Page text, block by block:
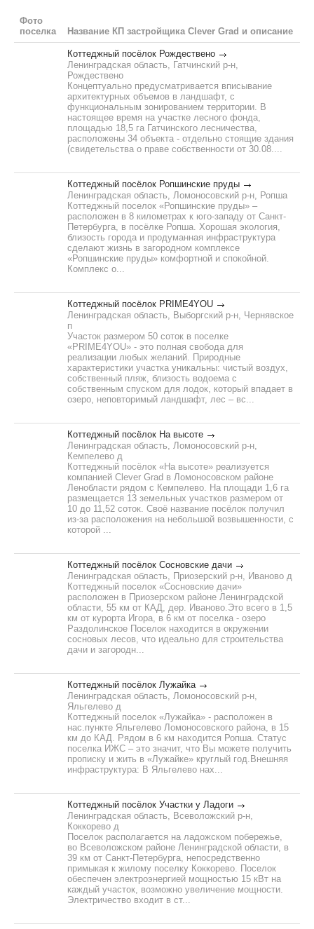
Фото
поселка
Название КП застройщика Clever Grad и описание
Коттеджный посёлок Рождествено
Ленинградская область, Гатчинский р-н,
Рождествено
Концептуально предусматривается вписывание
архитектурных объемов в ландшафт, с
функциональным зонированием территории. В
настоящее время на участке лесного фонда,
площадью 18,5 га Гатчинского лесничества,
расположены 34 объекта - отдельно стоящие здания
(свидетельства о праве собственности от 30.08....
Коттеджный посёлок Ропшинские пруды
Ленинградская область, Ломоносовский р-н, Ропша
Коттеджный поселок «Ропшинские пруды» –
расположен в 8 километрах к юго-западу от Санкт-
Петербурга, в посёлке Ропша. Хорошая экология,
близость города и продуманная инфраструктура
сделают жизнь в загородном комплексе
«Ропшинские пруды» комфортной и спокойной.
Комплекс о...
Коттеджный посёлок PRIME4YOU
Ленинградская область, Выборгский р-н, Чернявское
п
Участок размером 50 соток в поселке
«PRIME4YOU» - это полная свобода для
реализации любых желаний. Природные
характеристики участка уникальны: чистый воздух,
собственный пляж, близость водоема с
собственным спуском для лодок, который впадает в
озеро, неповторимый ландшафт, лес – вс...
Коттеджный посёлок На высоте
Ленинградская область, Ломоносовский р-н,
Кемпелево д
Коттеджный посёлок «На высоте» реализуется
компанией Clever Grad в Ломоносовском районе
Ленобласти рядом с Кемпелево. На площади 1,6 га
размещается 13 земельных участков размером от
10 до 11,52 соток. Своё название посёлок получил
из-за расположения на небольшой возвышенности, с
которой ...
Коттеджный посёлок Сосновские дачи
Ленинградская область, Приозерский р-н, Иваново д
Коттеджный поселок «Сосновские дачи»
расположен в Приозерском районе Ленинградской
области, 55 км от КАД, дер. Иваново.Это всего в 1,5
км от курорта Игора, в 6 км от поселка - озеро
Раздолинское Поселок находится в окружении
сосновых лесов, что идеально для строительства
дачи и загородн...
Коттеджный посёлок Лужайка
Ленинградская область, Ломоносовский р-н,
Яльгелево д
Коттеджный поселок «Лужайка» - расположен в
нас.пункте Яльгелево Ломоносовского района, в 15
км до КАД. Рядом в 6 км находится Ропша. Статус
поселка ИЖС – это значит, что Вы можете получить
прописку и жить в «Лужайке» круглый год.Внешняя
инфраструктура: В Яльгелево нах...
Коттеджный посёлок Участки у Ладоги
Ленинградская область, Всеволожский р-н,
Коккорево д
Поселок располагается на ладожском побережье,
во Всеволожском районе Ленинградской области, в
39 км от Санкт-Петербурга, непосредственно
примыкая к жилому поселку Коккорево. Поселок
обеспечен электроэнергией мощностью 15 кВт на
каждый участок, возможно увеличение мощности.
Электричество входит в ст...